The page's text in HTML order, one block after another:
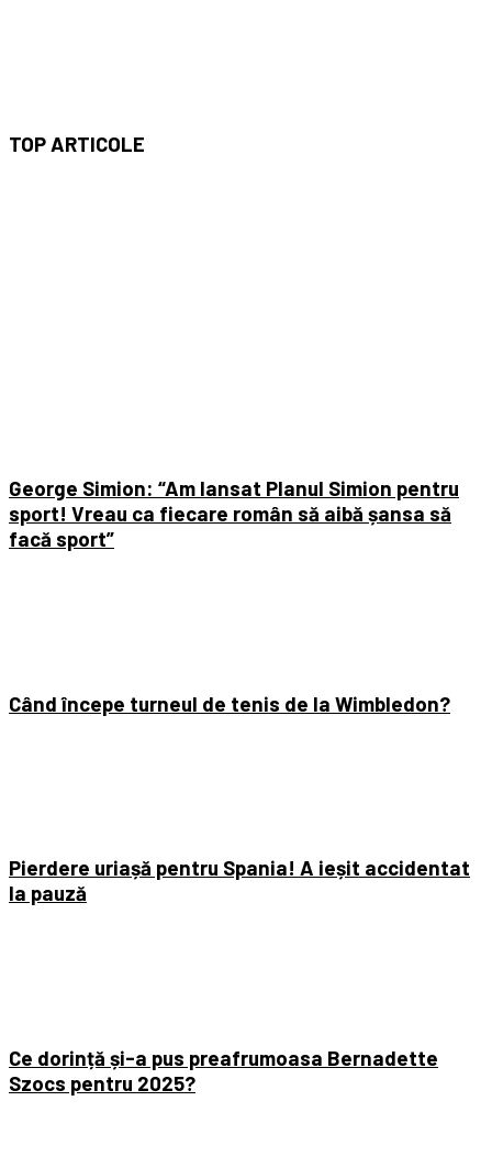
TOP ARTICOLE
George Simion: “Am lansat Planul Simion pentru
sport! Vreau ca fiecare român să aibă șansa să
facă sport”
Când începe turneul de tenis de la Wimbledon?
Pierdere uriașă pentru Spania! A ieșit accidentat
la pauză
Ce dorință și-a pus preafrumoasa Bernadette
Szocs pentru 2025?